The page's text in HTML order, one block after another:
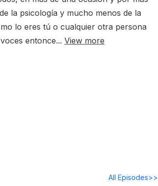
la psicología y mucho menos de la
lo eres tú o cualquier otra persona
entonce... View more
All Episodes>>